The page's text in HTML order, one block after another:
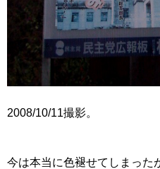
2008/10/11撮影。
今は本当に色褪せてしまった